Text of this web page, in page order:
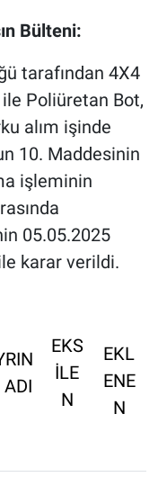
Bülteni:
tarafından 4X4
Poliüretan Bot,
alım işinde
10. Maddesinin
işleminin
05.05.2025
karar verildi.
ADI
EKS
İLE
N
EKL
ENE
N